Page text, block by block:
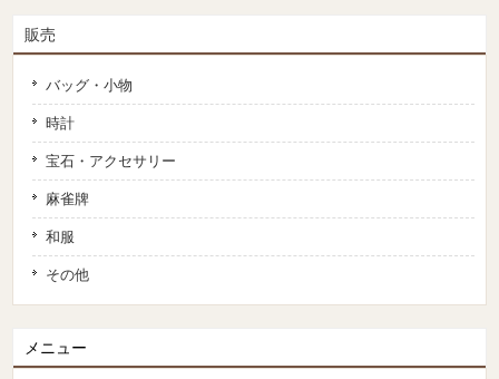
販売
バッグ・小物
時計
宝石・アクセサリー
麻雀牌
和服
その他
メニュー